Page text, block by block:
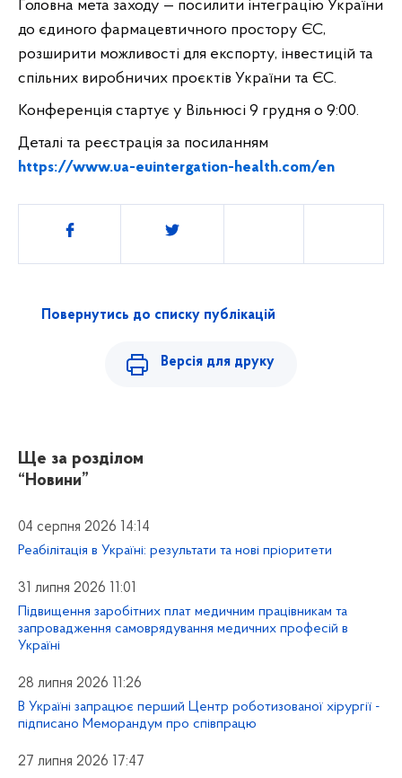
Головна мета заходу — посилити інтеграцію України
до єдиного фармацевтичного простору ЄС,
розширити можливості для експорту, інвестицій та
спільних виробничих проєктів України та ЄС.
Конференція стартує у Вільнюсі 9 грудня о 9:00.
Деталі та реєстрація за посиланням
https://www.ua-euintergation-health.com/en
Поділитись
Повернутись до списку публікацій
Версія для друку
Ще за розділом
“Новини”
04 серпня 2026 14:14
Реабілітація в Україні: результати та нові пріоритети
31 липня 2026 11:01
Підвищення заробітних плат медичним працівникам та
запровадження самоврядування медичних професій в
Україні
28 липня 2026 11:26
В Україні запрацює перший Центр роботизованої хірургії -
підписано Меморандум про співпрацю
27 липня 2026 17:47